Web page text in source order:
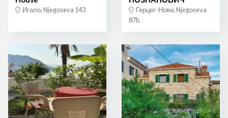
Игало, Njegoseva 143
Герцег-Нови, Njegoseva
87b